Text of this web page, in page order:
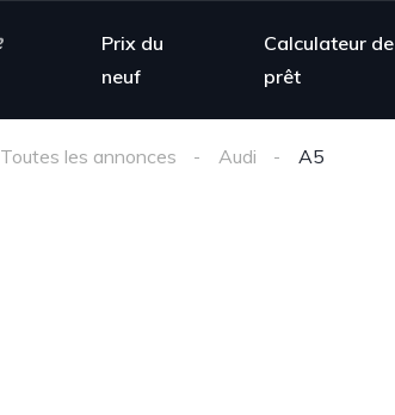
Prix du
neuf
Calculateur de
prêt
Toutes les annonces Audi A5